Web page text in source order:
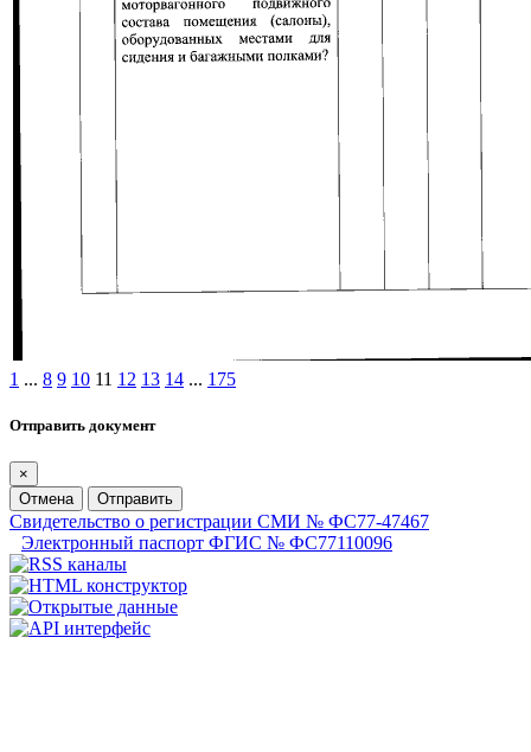
1 ... 8 9 10 11 12 13 14 ... 175
Отправить документ
×
Отмена
Отправить
Свидетельство о регистрации СМИ № ФС77-47467
Электронный паспорт ФГИС № ФС77110096